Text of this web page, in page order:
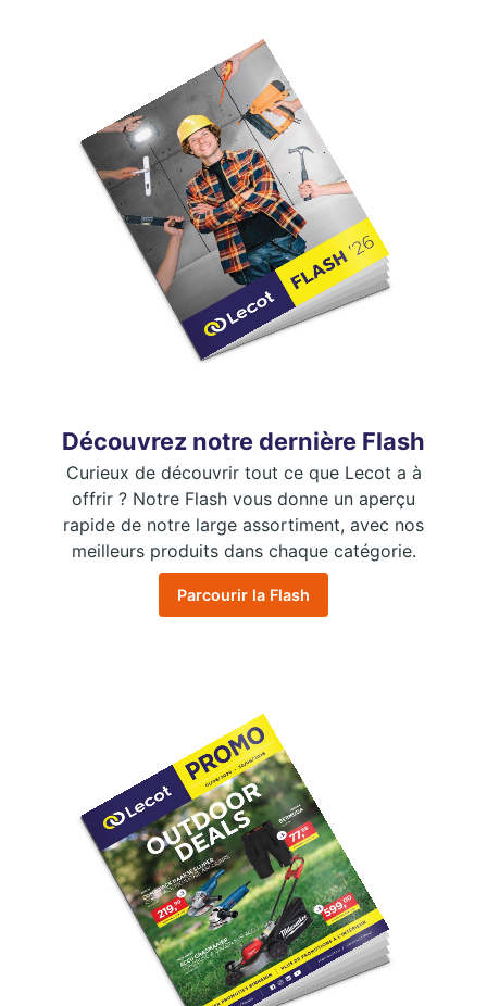
Découvrez notre dernière Flash
Curieux de découvrir tout ce que Lecot a à
offrir ? Notre Flash vous donne un aperçu
rapide de notre large assortiment, avec nos
meilleurs produits dans chaque catégorie.
Parcourir la Flash